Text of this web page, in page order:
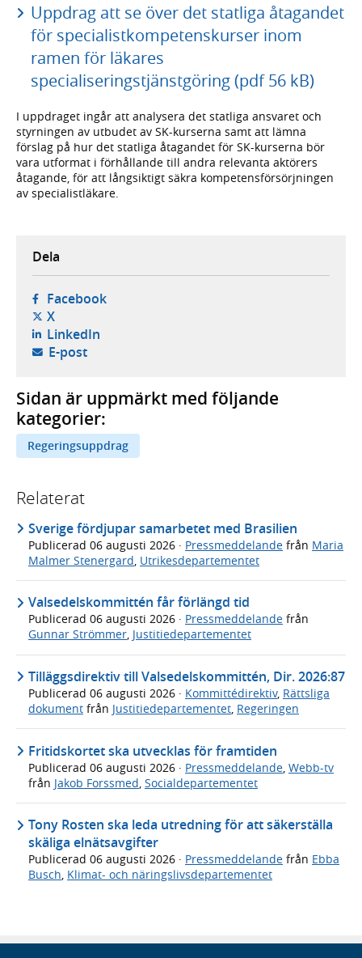
Uppdrag att se över det statliga åtagandet
för specialistkompetenskurser inom
ramen för läkares
specialiseringstjänstgöring (pdf 56 kB)
I uppdraget ingår att analysera det statliga ansvaret och
styrningen av utbudet av SK-kurserna samt att lämna
förslag på hur det statliga åtagandet för SK-kurserna bör
vara utformat i förhållande till andra relevanta aktörers
åtagande, för att långsiktigt säkra kompetensförsörjningen
av specialistläkare.
Dela
Facebook- öppnas i ny flik, extern webbplats,
X- öppnas i ny flik, extern webbplats,
LinkedIn- öppnas i ny flik, extern webbplats,
E-post- öppnar din e-postklient,
Sidan är uppmärkt med följande
kategorier:
Regeringsuppdrag
Relaterat
Sverige fördjupar samarbetet med Brasilien
Publicerad 06 augusti 2026 · Pressmeddelande från Maria
Malmer Stenergard Utrikesdepartementet
Valsedelskommittén får förlängd tid
Publicerad 06 augusti 2026 · Pressmeddelande från
Gunnar Strömmer, Justitiedepartementet
Tilläggsdirektiv till Valsedelskommittén, Dir. 2026:87
Publicerad 06 augusti 2026 · Kommittédirektiv, Rättsliga
dokument från Justitiedepartementet, Regeringen
Fritidskortet ska utvecklas för framtiden
Publicerad 06 augusti 2026 · Pressmeddelande Webb-tv
från Jakob Forssmed Socialdepartementet
Tony Rosten ska leda utredning för att säkerställa
skäliga elnätsavgifter
Publicerad 06 augusti 2026 · Pressmeddelande från Ebba
Busch, Klimat- och näringslivsdepartementet